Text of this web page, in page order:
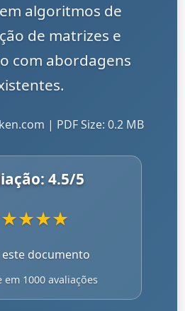
algoritmos de
de matrizes e
com abordagens
| PDF Size: 0.2 MB
4.5/5
★★★★
documento
em 1000 avaliações